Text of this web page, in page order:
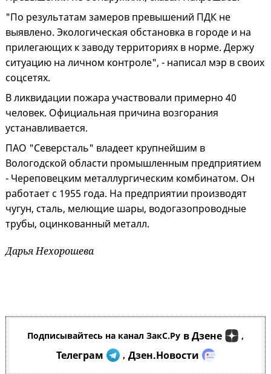
"По результатам замеров превышений ПДК не
выявлено. Экологическая обстановка в городе и на
прилегающих к заводу территориях в норме. Держу
ситуацию на личном контроле", - написал мэр в своих
соцсетях.
В ликвидации пожара участвовали примерно 40
человек. Официальная причина возгорания
устанавливается.
ПАО "Северсталь" владеет крупнейшим в
Вологодской области промышленным предприятием
- Череповецким металлургическим комбинатом. Он
работает с 1955 года. На предприятии производят
чугун, сталь, мелющие шары, водогазопроводные
трубы, оцинкованный металл.
Дарья Нехорошева
Подписывайтесь на канал ЗакС.Ру в Дзене ,
Телеграм , Дзен.Новости